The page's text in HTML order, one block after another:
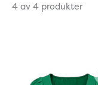
4 av 4 produkter